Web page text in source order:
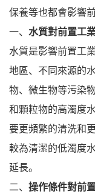
保養等也都會影響
一、 水質對前置工
水質是影響前置工
地區、不同來源的
物、微生物等污染
和顆粒物的高濁度
要更頻繁的清洗和
較為清潔的低濁度
延長。
二、 操作條件對前